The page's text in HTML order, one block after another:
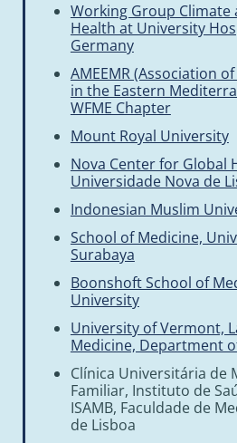
Working Group Climate
Health at University
Germany
AMEEMR (Association
in the Eastern
WFME Chapter
Mount Royal University
Nova Center for Global
Universidade Nova de
Indonesian Muslim
School of Medicine,
Surabaya
Boonshoft School of
University
University of Vermont,
Medicine, Department
Clínica Universitária de
Familiar, Instituto de
ISAMB, Faculdade de
de Lisboa